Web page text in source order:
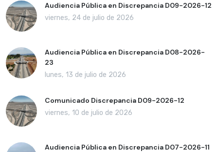
Audiencia Pública en Discrepancia D09-2026-12
viernes, 24 de julio de 2026
Audiencia Pública en Discrepancia D08-2026-
23
lunes, 13 de julio de 2026
Comunicado Discrepancia D09-2026-12
viernes, 10 de julio de 2026
Audiencia Pública en Discrepancia D07-2026-11